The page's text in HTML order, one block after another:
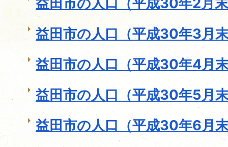
益田市の人口（平成30年2月
益田市の人口（平成30年3月
益田市の人口（平成30年4月
益田市の人口（平成30年5月
益田市の人口（平成30年6月